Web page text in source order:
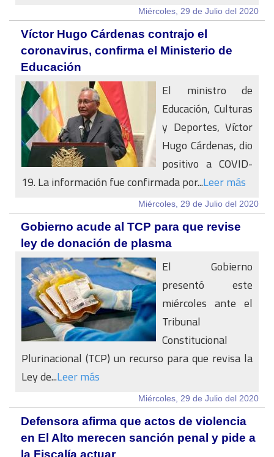
Miércoles, 29 de Julio del 2020
Víctor Hugo Cárdenas contrajo el
coronavirus, confirma el Ministerio de
Educación
El ministro de
Educación, Culturas
y Deportes, Víctor
Hugo Cárdenas, dio
positivo a COVID-
19. La información fue confirmada por...Leer más
Miércoles, 29 de Julio del 2020
Gobierno acude al TCP para que revise
ley de donación de plasma
El Gobierno
presentó este
miércoles ante el
Tribunal
Constitucional
Plurinacional (TCP) un recurso para que revisa la
Ley de...Leer más
Miércoles, 29 de Julio del 2020
Defensora afirma que actos de violencia
en El Alto merecen sanción penal y pide a
la Fiscalía actuar